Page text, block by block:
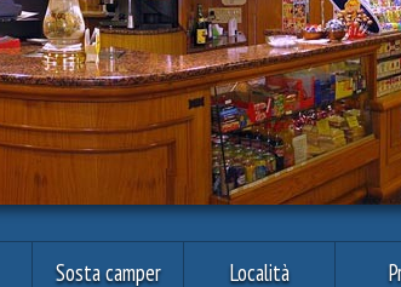
Sosta camper Località